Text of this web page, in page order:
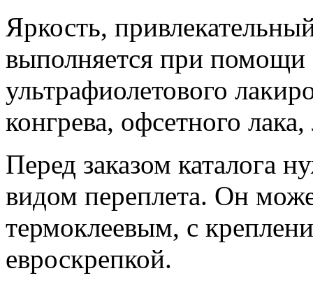
Яркость,
выполняется при
ультрафиолетового
конгрева, офсетного
Перед заказом каталога
видом переплета. Он
термоклеевым, с
евроскрепкой.